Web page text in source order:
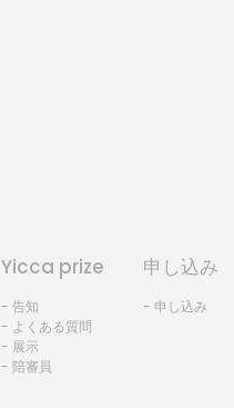
Yicca prize
- 告知
- よくある質問
- 展示
- 陪審員
申し込み
- 申し込み